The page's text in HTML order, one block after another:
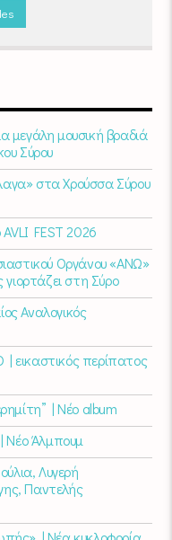
107 FM
μεγάλη μουσική βραδιά
Σύρου
στα Χρούσσα Σύρου
AVLI FEST 2026
Οργάνου «ΑΝΩ»
γιορτάζει στη Σύρο​
Αναλογικός
εικαστικός περίπατος
| Νέο album
Νέο Άλμπουμ
Λυγερή
Παντελής